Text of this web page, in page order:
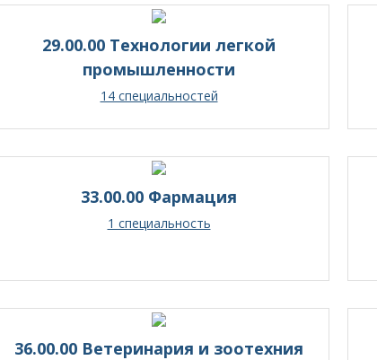
29.00.00 Технологии легкой
промышленности
14 специальностей
33.00.00 Фармация
1 специальность
36.00.00 Ветеринария и зоотехния